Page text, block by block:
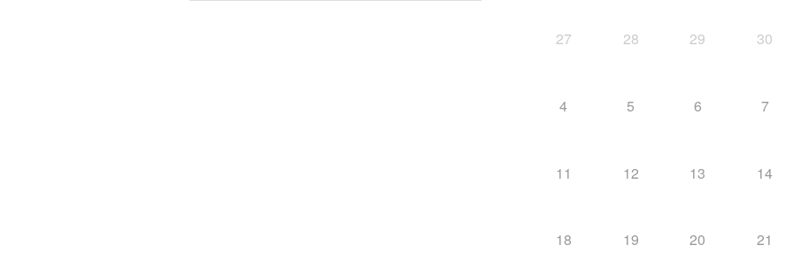
27 28 29 30
4 5 6 7
11 12 13 14
18 19 20 21